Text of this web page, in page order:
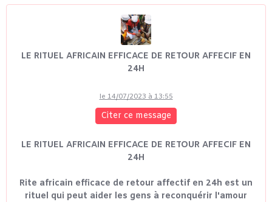
LE RITUEL AFRICAIN EFFICACE DE RETOUR AFFECIF EN
24H
le 14/07/2023 à 13:55
Citer ce message
LE RITUEL AFRICAIN EFFICACE DE RETOUR AFFECIF EN
24H
Rite africain efficace de retour affectif en 24h est un
rituel qui peut aider les gens à reconquérir l'amour